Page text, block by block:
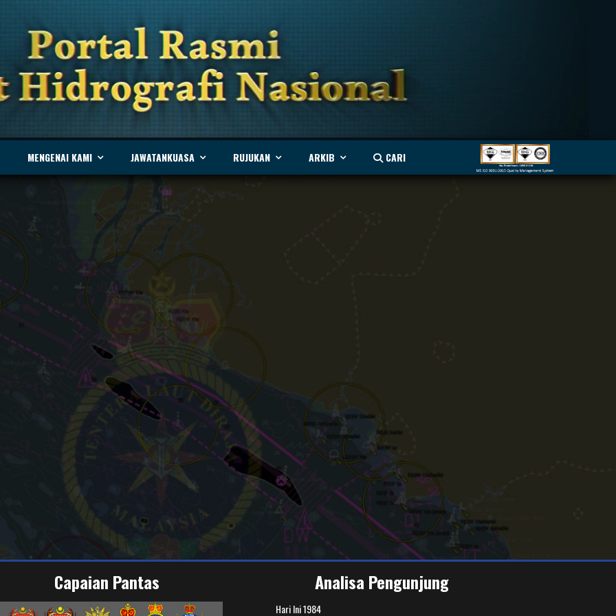
MENGENAI KAMI JAWATANKUASA RUJUKAN ARKIB CARI
Capaian Pantas Analisa Pengunjung
Hari Ini1984